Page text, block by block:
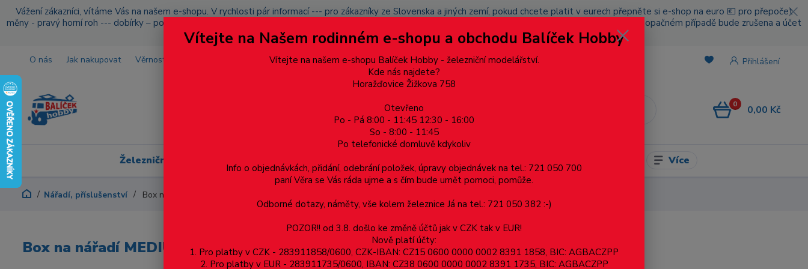
Vážení zákazníci, vítáme Vás na našem e-shopu. V rychlosti pár informací --- pro zákazníky ze Slovenska a jiných zemí, pokud chcete platit v eurech přepněte si e-shop na euro 💶 pro přepočet
měny - pravý horní roh --- dobírky – pokud si z nějakého důvodu zásilku nevyzvednete, bude po domluvě zaslána znovu s opětovnou platbou za poštovné, v opačném případě bude zrušena a účet
přidán na blacklist a rušeny následující objednávky.
O nás Jak nakupovat Věrnostní program Doprava a platba Více Přihlášení
0 0,00 Kč
Železniční modelářství Dárkové poukazy, upomínkové předměty Více
Nářadí, příslušenství Box na nářadí MEDIUM – 50xA – 6732
Box na nářadí MEDIUM – 50xA – 6732
Vítejte na Našem rodinném e-shopu a obchodu Balíček Hobby
Vítejte na našem e-shopu Balíček Hobby - železniční modelářství.
Kde nás najdete?
Horažďovice Žižkova 758
Otevřeno
Po - Pá 8:00 - 11:45 12:30 - 16:00
So - 8:00 - 11:45
Po telefonické domluvě kdykoliv
Info o objednávkách, přidání, odebrání položek, úpravy objednávek na tel.: 721 050 700
paní Věra se Vás ráda ujme a s čím bude umět pomoci, pomůže.
Odborné dotazy, náměty, vše kolem železnice Já na tel.: 721 050 382 :-)
POZOR!! od 3.8. došlo ke změně účtů jak v CZK tak v EUR!
Nově platí účty:
1. Pro platby v CZK - 283911858/0600, CZK-IBAN: CZ15 0600 0000 0002 8391 1858, BIC: AGBACZPP
2. Pro platby v EUR - 283911735/0600, IBAN: CZ38 0600 0000 0002 8391 1735, BIC: AGBACZPP